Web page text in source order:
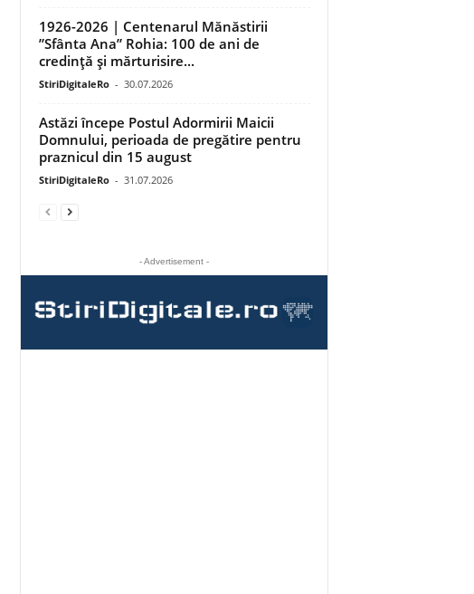
1926-2026 | Centenarul Mănăstirii
”Sfânta Ana” Rohia: 100 de ani de
credință și mărturisire...
StiriDigitaleRo - 30.07.2026
Astăzi începe Postul Adormirii Maicii
Domnului, perioada de pregătire pentru
praznicul din 15 august
StiriDigitaleRo - 31.07.2026
- Advertisement -